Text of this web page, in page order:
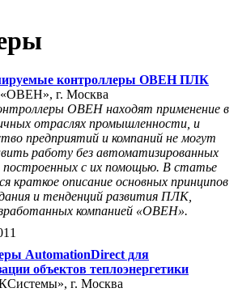
контроллеры ОВЕН ПЛК
г. Москва
ОВЕН находят применение в
отраслях промышленности, и
предприятий и компаний не могут
работу без автоматизированных
построенных с их помощью. В статье
краткое описание основных принципов
и тенденций развития ПЛК,
компанией «ОВЕН».
AutomationDirect для
объектов теплоэнергетики
г. Москва